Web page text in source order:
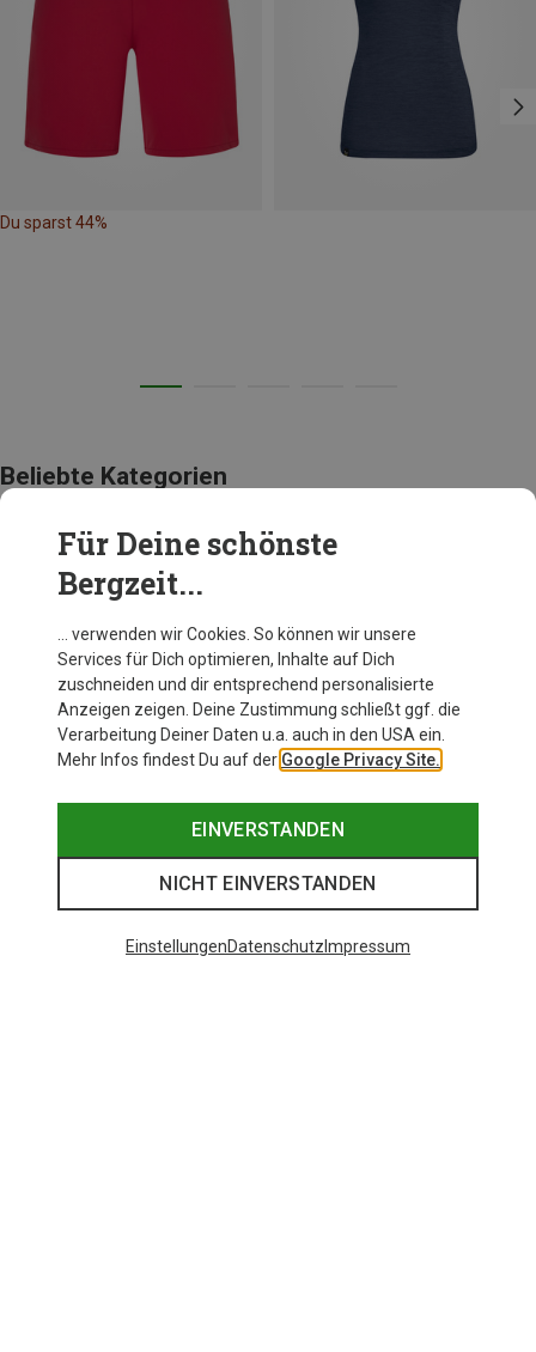
Du sparst 44%
Beliebte Kategorien
ACCESSOIRES
Für Deine schönste
Bergzeit...
… verwenden wir Cookies. So können wir unsere
Services für Dich optimieren, Inhalte auf Dich
zuschneiden und dir entsprechend personalisierte
Anzeigen zeigen. Deine Zustimmung schließt ggf. die
Verarbeitung Deiner Daten u.a. auch in den USA ein.
Mehr Infos findest Du auf der Google Privacy Site.
EINVERSTANDEN
NICHT EINVERSTANDEN
EinstellungenDatenschutz Impressum